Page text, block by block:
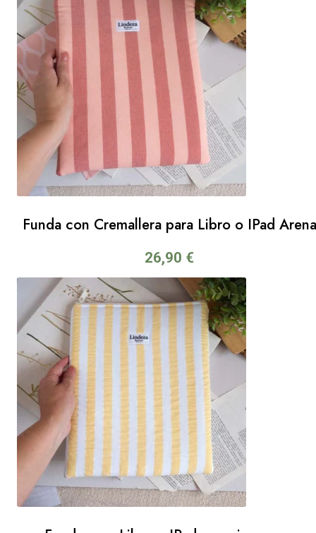
Funda con Cremallera para Libro o IPad Arena
26,90 €